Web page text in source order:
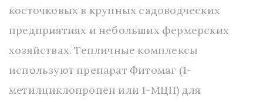
косточковых в крупных садоводческих
предприятиях и небольших фермерских
хозяйствах. Тепличные комплексы
используют препарат Фитомаг (1-
метилциклопропен или 1-МЦП) для